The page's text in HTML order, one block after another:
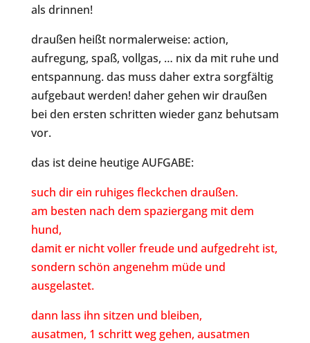
als drinnen!
draußen heißt normalerweise: action,
aufregung, spaß, vollgas, … nix da mit ruhe und
entspannung. das muss daher extra sorgfältig
aufgebaut werden! daher gehen wir draußen
bei den ersten schritten wieder ganz behutsam
vor.
das ist deine heutige AUFGABE:
such dir ein ruhiges fleckchen draußen.
am besten nach dem spaziergang mit dem
hund,
damit er nicht voller freude und aufgedreht ist,
sondern schön angenehm müde und
ausgelastet.
dann lass ihn sitzen und bleiben,
ausatmen, 1 schritt weg gehen, ausatmen